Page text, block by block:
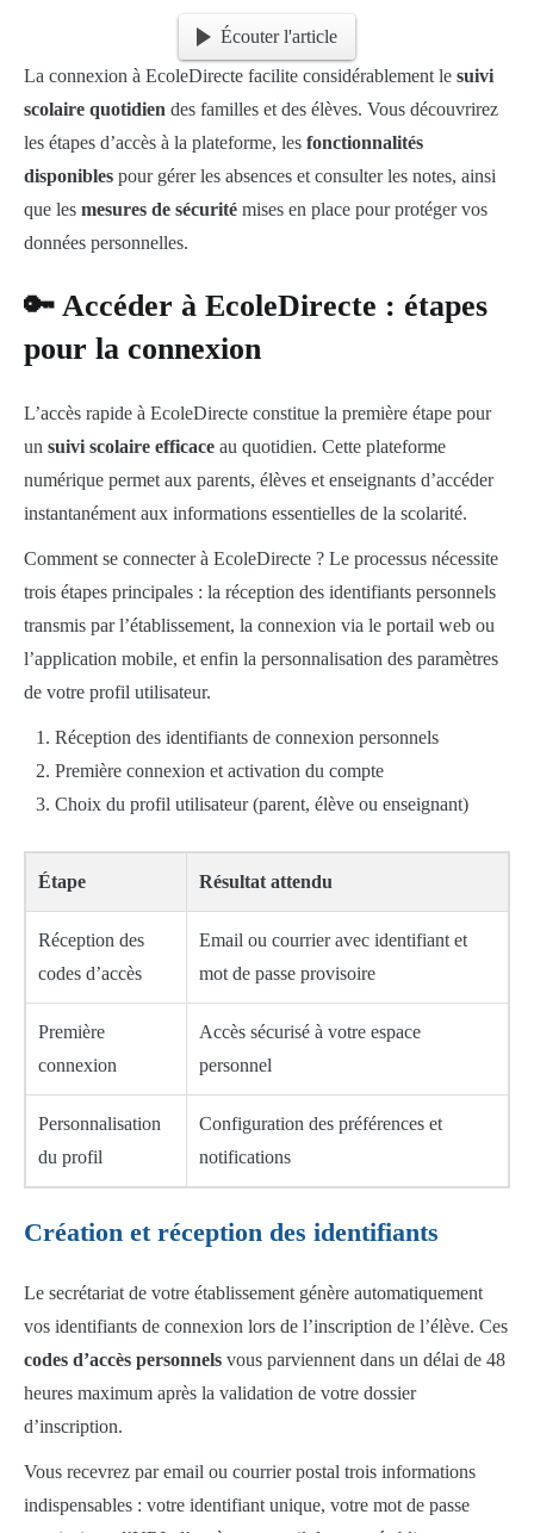
Écouter l'article
La connexion à EcoleDirecte facilite considérablement le suivi
scolaire quotidien des familles et des élèves. Vous découvrirez
les étapes d’accès à la plateforme, les fonctionnalités
disponibles pour gérer les absences et consulter les notes, ainsi
que les mesures de sécurité mises en place pour protéger vos
données personnelles.
🔑 Accéder à EcoleDirecte : étapes
pour la connexion
L’accès rapide à EcoleDirecte constitue la première étape pour
un suivi scolaire efficace au quotidien. Cette plateforme
numérique permet aux parents, élèves et enseignants d’accéder
instantanément aux informations essentielles de la scolarité.
Comment se connecter à EcoleDirecte ? Le processus nécessite
trois étapes principales : la réception des identifiants personnels
transmis par l’établissement, la connexion via le portail web ou
l’application mobile, et enfin la personnalisation des paramètres
de votre profil utilisateur.
Réception des identifiants de connexion personnels
Première connexion et activation du compte
Choix du profil utilisateur (parent, élève ou enseignant)
Étape Résultat attendu
Réception des
codes d’accès
Email ou courrier avec identifiant et
mot de passe provisoire
Première
connexion
Accès sécurisé à votre espace
personnel
Personnalisation
du profil
Configuration des préférences et
notifications
Création et réception des identifiants
Le secrétariat de votre établissement génère automatiquement
vos identifiants de connexion lors de l’inscription de l’élève. Ces
codes d’accès personnels vous parviennent dans un délai de 48
heures maximum après la validation de votre dossier
d’inscription.
Vous recevrez par email ou courrier postal trois informations
indispensables : votre identifiant unique, votre mot de passe